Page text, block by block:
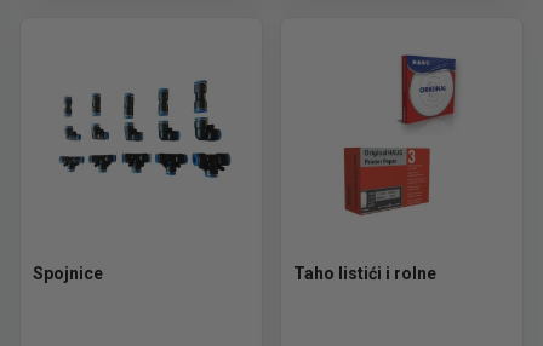
Spojnice Taho listići i rolne